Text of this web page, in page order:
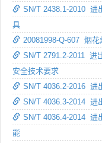
SN/T 2438.1-2010 进
具
20081998-Q-607 烟
SN/T 2791.2-2011 进
安全技术要求
SN/T 4036.2-2016 进
SN/T 4036.3-2014 进
SN/T 4036.4-2014 进
能